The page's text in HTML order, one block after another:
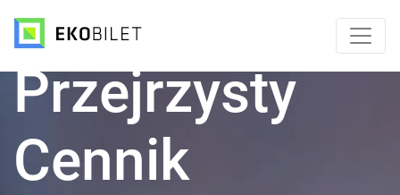
Przejrzysty
Cennik